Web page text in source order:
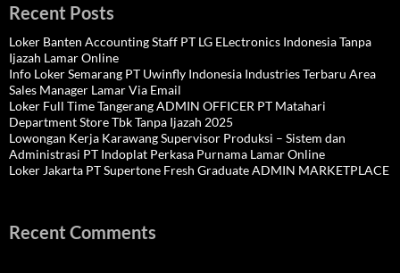
Recent Posts
Loker Banten Accounting Staff PT LG ELectronics Indonesia Tanpa
Ijazah Lamar Online
Info Loker Semarang PT Uwinfly Indonesia Industries Terbaru Area
Sales Manager Lamar Via Email
Loker Full Time Tangerang ADMIN OFFICER PT Matahari
Department Store Tbk Tanpa Ijazah 2025
Lowongan Kerja Karawang Supervisor Produksi – Sistem dan
Administrasi PT Indoplat Perkasa Purnama Lamar Online
Loker Jakarta PT Supertone Fresh Graduate ADMIN MARKETPLACE
Recent Comments